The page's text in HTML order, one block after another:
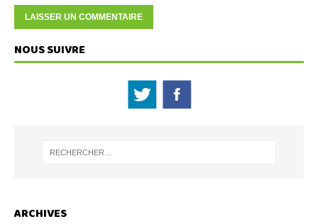
NOUS SUIVRE
ARCHIVES